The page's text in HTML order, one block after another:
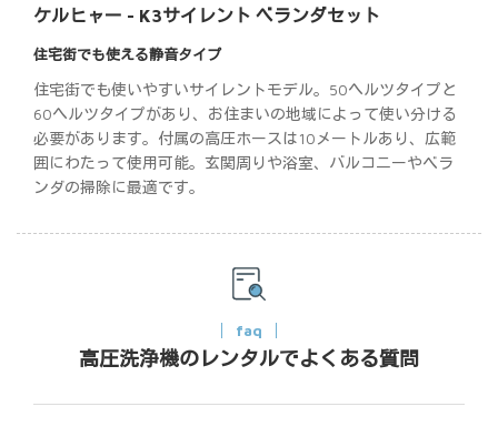
ケルヒャー - K3サイレント ベランダセット
住宅街でも使える静音タイプ
住宅街でも使いやすいサイレントモデル。50ヘルツタイプと
60ヘルツタイプがあり、お住まいの地域によって使い分ける
必要があります。付属の高圧ホースは10メートルあり、広範
囲にわたって使用可能。玄関周りや浴室、バルコニーやベラ
ンダの掃除に最適です。
faq
高圧洗浄機のレンタルでよくある質問